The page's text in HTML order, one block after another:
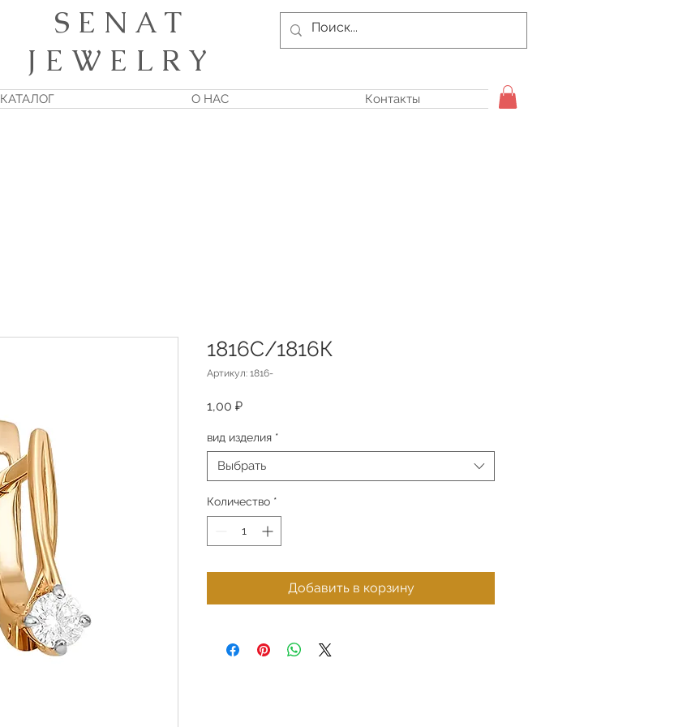
S E N A T
J E W E L R Y
КАТАЛОГ О НАС Контакты
1816С/1816К
Артикул: 1816-
1,00 ₽Цена
вид изделия *
Выбрать
Количество *
Добавить в корзину